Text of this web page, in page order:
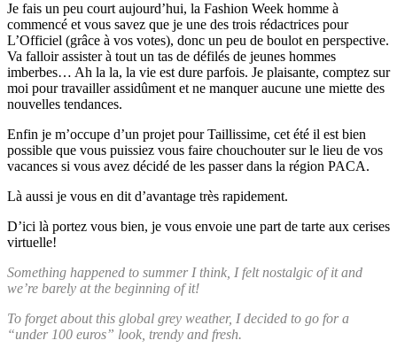
Je fais un peu court aujourd’hui, la Fashion Week homme à
commencé et vous savez que je une des trois rédactrices pour
L’Officiel (grâce à vos votes), donc un peu de boulot en perspective.
Va falloir assister à tout un tas de défilés de jeunes hommes
imberbes… Ah la la, la vie est dure parfois. Je plaisante, comptez sur
moi pour travailler assidûment et ne manquer aucune une miette des
nouvelles tendances.
Enfin je m’occupe d’un projet pour Taillissime, cet été il est bien
possible que vous puissiez vous faire chouchouter sur le lieu de vos
vacances si vous avez décidé de les passer dans la région PACA.
Là aussi je vous en dit d’avantage très rapidement.
D’ici là portez vous bien, je vous envoie une part de tarte aux cerises
virtuelle!
Something happened to summer I think, I felt nostalgic of it and
we’re barely at the beginning of it!
To forget about this global grey weather, I decided to go for a
“under 100 euros” look, trendy and fresh.